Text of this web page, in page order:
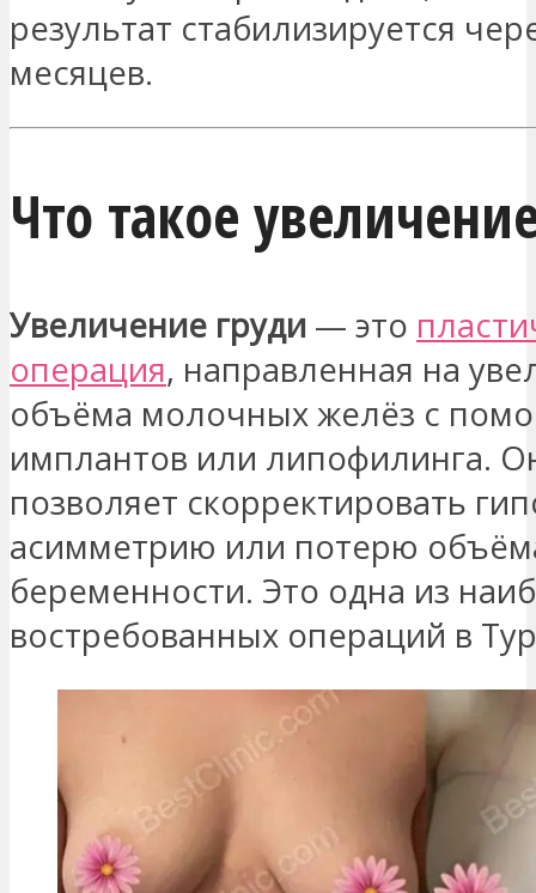
результат стабилизируется
месяцев.
Что такое
Увеличение груди — это
операция, направленная на
объёма молочных желёз с
имплантов или липофилинга.
позволяет скорректировать
асимметрию или потерю
беременности. Это одна из
востребованных операций в